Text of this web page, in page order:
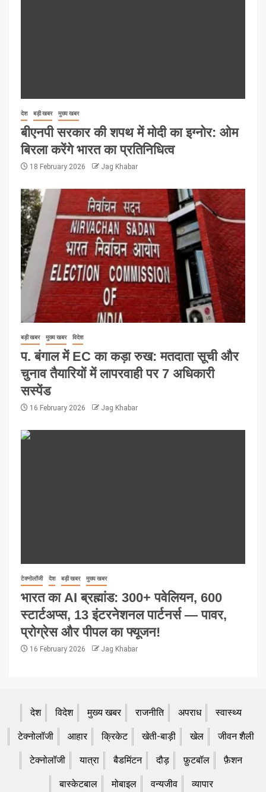
देश बड़ी खबर मुख्य खबर
बीएनपी सरकार की शपथ में मोदी का इग्नोर: ओम
बिरला करेंगे भारत का प्रतिनिधित्व
18 February 2026 Jag Khabar
बड़ी खबर मुख्य खबर विदेश
प. बंगाल में EC का कड़ा रुख: मतदाता सूची और
चुनाव तैयारियों में लापरवाही पर 7 अधिकारी
सस्पेंड
16 February 2026 Jag Khabar
टेक्नोलॉजी देश बड़ी खबर मुख्य खबर
भारत का AI ब्रह्मांड: 300+ पवेलियन, 600
स्टार्टअप्स, 13 इंटरनेशनल पार्टनर्स — पावर,
प्रोग्रेस और पीपल का फ्यूजन!
16 February 2026 Jag Khabar
देश विदेश मुख्य खबर राजनीति अपराध स्वास्थ्य
टेक्नोलॉजी आहार क्रिकेट खेती-बाड़ी खेल जीवन शैली
टेक्नोलॉजी यात्रा बैडमिंटन दौड़ फ़ुटबॉल फ़ैशन
बास्केटबाल मोबाइल वन्यजीव व्यापार